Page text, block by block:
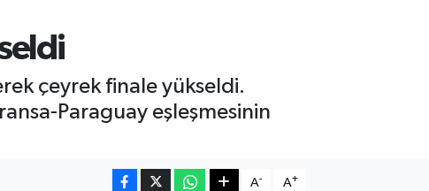
çeyrek finale yükseldi.
Paraguay eşleşmesinin
A- A+